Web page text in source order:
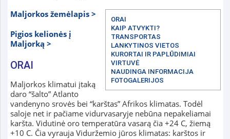
ORAI
KAIP ATVYKTI?
TRANSPORTAS
LANKYTINOS VIETOS
KURORTAI IR PAPLŪDIMIAI
VIRTUVĖ
NAUDINGA INFORMACIJA
FOTOGALERIJOS
Maljorkos žemėlapis >
Pigios kelionės į
Maljorką >
ORAI
Maljorkos klimatui įtaką
daro “šalto” Atlanto
vandenyno srovės bei “karštas” Afrikos klimatas. Todėl
saloje net ir pačiame vidurvasaryje nebūna nepakeliamai
karšta. Vidutinė oro temperatūra vasarą čia +24 C, žiemą
+10 C. Čia vyrauja Viduržemio jūros klimatas: karštos ir